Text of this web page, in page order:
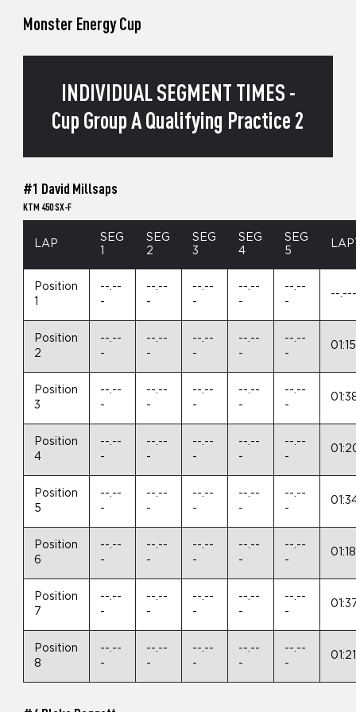
Monster Energy Cup
INDIVIDUAL SEGMENT TIMES -
Cup Group A Qualifying Practice 2
#1 David Millsaps
KTM 450 SX-F
LAP
SEG
1
SEG
2
SEG
3
SEG
4
SEG
5
Position
1
--.--
-
--.--
-
--.--
-
--.--
-
--.--
-
--
Position
2
--.--
-
--.--
-
--.--
-
--.--
-
--.--
-
Position
3
--.--
-
--.--
-
--.--
-
--.--
-
--.--
-
Position
4
--.--
-
--.--
-
--.--
-
--.--
-
--.--
-
Position
5
--.--
-
--.--
-
--.--
-
--.--
-
--.--
-
Position
6
--.--
-
--.--
-
--.--
-
--.--
-
--.--
-
Position
7
--.--
-
--.--
-
--.--
-
--.--
-
--.--
-
Position
8
--.--
-
--.--
-
--.--
-
--.--
-
--.--
-